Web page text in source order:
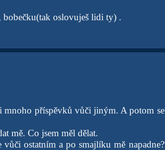
oslovuješ lidi ty) .
mnoho příspěvků vůči jiným. A potom se
mě. Co jsem měl dělat.
ostatním a po smajlíku mě napadne?